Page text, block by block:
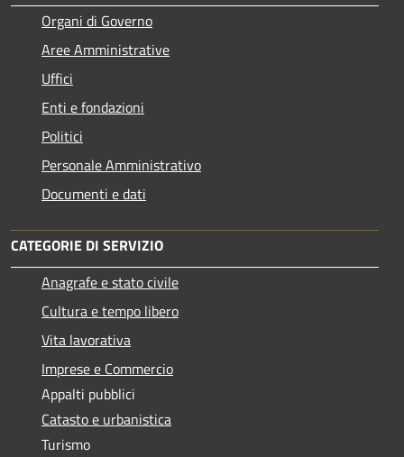
Organi di Governo
Aree Amministrative
Uffici
Enti e fondazioni
Politici
Personale Amministrativo
Documenti e dati
CATEGORIE DI SERVIZIO
Anagrafe e stato civile
Cultura e tempo libero
Vita lavorativa
Imprese e Commercio
Appalti pubblici
Catasto e urbanistica
Turismo